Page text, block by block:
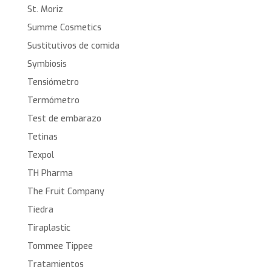
St. Moriz
Summe Cosmetics
Sustitutivos de comida
Symbiosis
Tensiómetro
Termómetro
Test de embarazo
Tetinas
Texpol
TH Pharma
The Fruit Company
Tiedra
Tiraplastic
Tommee Tippee
Tratamientos